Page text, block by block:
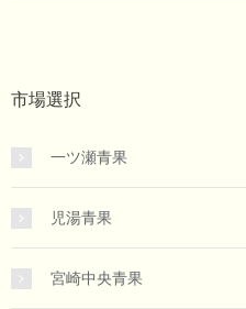
市場選択
一ツ瀬青果
児湯青果
宮崎中央青果